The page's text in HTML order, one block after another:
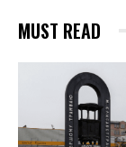
MUST READ